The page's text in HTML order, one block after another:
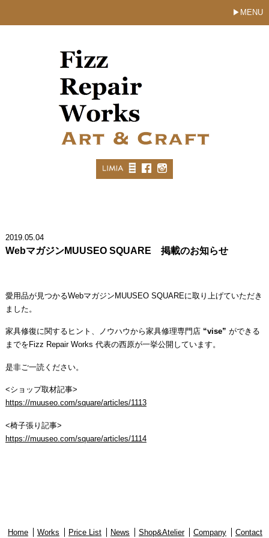
MENU
2019.05.04
WebマガジンMUUSEO SQUARE 掲載のお知らせ
愛用品が見つかるWebマガジンMUUSEO SQUAREに取り上げていただき
ました。
家具修復に関するヒント、ノウハウから家具修理専門店 “vise” ができる
までをFizz Repair Works 代表の西原が一挙公開しています。
是非ご一読ください。
<ショップ取材記事>
https://muuseo.com/square/articles/1113
<椅子張り記事>
https://muuseo.com/square/articles/1114
Home Works Price List News Shop&Atelier Company Contact